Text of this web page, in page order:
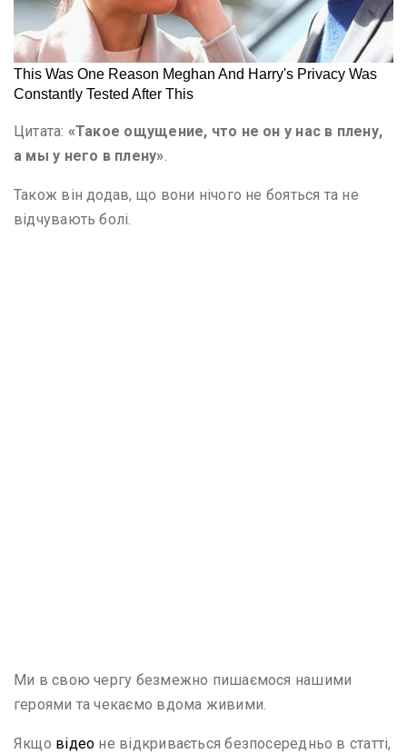
Цитата: «Такое ощущение, что не он у нас в плену,
а мы у него в плену».
Також він додав, що вони нічого не бояться та не
відчувають болі.
Ми в свою чергу безмежно пишаємося нашими
героями та чекаємо вдома живими.
Якщо відео не відкривається безпосередньо в статті,